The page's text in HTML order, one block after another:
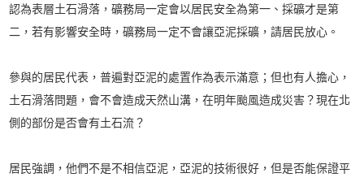
認為表層土石滑落，礦務局一定會以居民安全為第一、採礦才是第
二，若有影響安全時，礦務局一定不會讓亞泥採礦，請居民放心。
參與的居民代表，普遍對亞泥的處置作為表示滿意；但也有人擔心，
土石滑落問題，會不會造成天然山溝，在明年颱風造成災害？現在北
側的部份是否會有土石流？
居民強調，他們不是不相信亞泥，亞泥的技術很好，但是否能保證平